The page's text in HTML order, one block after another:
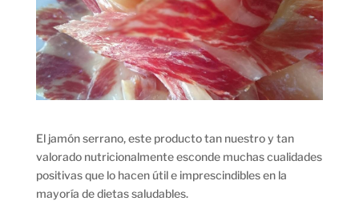
El jamón serrano, este producto tan nuestro y tan
valorado nutricionalmente esconde muchas cualidades
positivas que lo hacen útil e imprescindibles en la
mayoría de dietas saludables.